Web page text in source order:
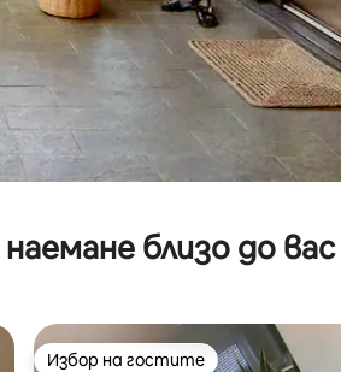
близо до вас
Избор на гостите